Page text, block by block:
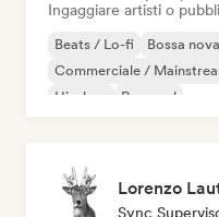
Ingaggiare artisti o
Beats / Lo-fi Bossa nova
Commerciale /
Hip-hop
Pop soul
Lorenzo
Sync